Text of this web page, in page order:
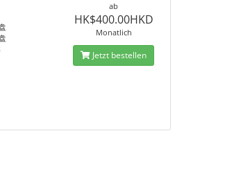
ab
HK$400.00HKD
Monatlich
Jetzt bestellen